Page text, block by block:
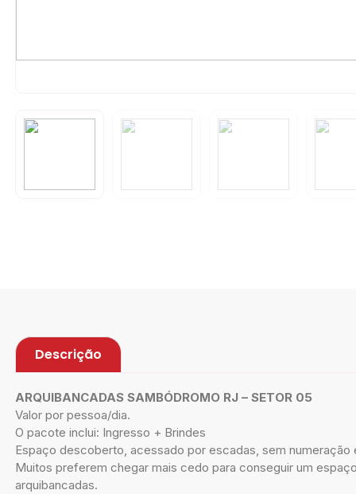
Descrição
ARQUIBANCADAS SAMBÓDROMO RJ – SETOR 05
Valor por pessoa/dia.
O pacote inclui: Ingresso + Brindes
Espaço descoberto, acessado por escadas, sem numeração
Muitos preferem chegar mais cedo para conseguir um
arquibancadas.